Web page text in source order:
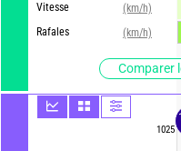
Vitesse
(km/h)
Rafales
(km/h)
Comparer
1025